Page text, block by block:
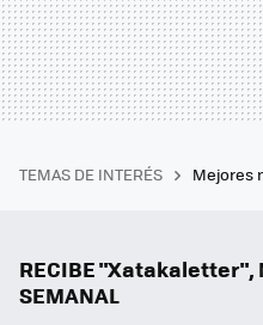
TEMAS DE INTERÉS Mejores
RECIBE "Xatakaletter",
SEMANAL